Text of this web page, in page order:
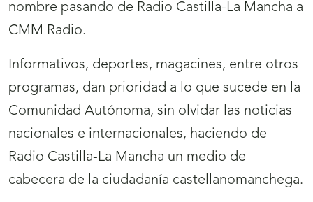
nombre pasando de Radio Castilla-La Mancha a
CMM Radio.
Informativos, deportes, magacines, entre otros
programas, dan prioridad a lo que sucede en la
Comunidad Autónoma, sin olvidar las noticias
nacionales e internacionales, haciendo de
Radio Castilla-La Mancha un medio de
cabecera de la ciudadanía castellanomanchega.